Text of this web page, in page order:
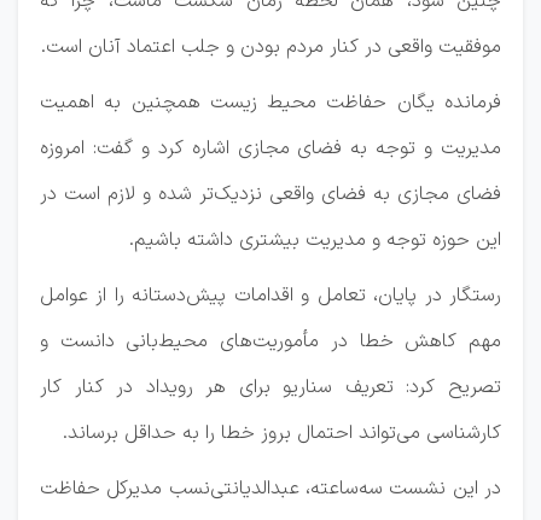
موفقیت واقعی در کنار مردم بودن و جلب اعتماد آنان است.
فرمانده یگان حفاظت محیط زیست همچنین به اهمیت
مدیریت و توجه به فضای مجازی اشاره کرد و گفت: امروزه
فضای مجازی به فضای واقعی نزدیک‌تر شده و لازم است در
این حوزه توجه و مدیریت بیشتری داشته باشیم.
رستگار در پایان، تعامل و اقدامات پیش‌دستانه را از عوامل
مهم کاهش خطا در مأموریت‌های محیط‌بانی دانست و
تصریح کرد: تعریف سناریو برای هر رویداد در کنار کار
کارشناسی می‌تواند احتمال بروز خطا را به حداقل برساند.
در این نشست سه‌ساعته، عبدالدیانتی‌نسب مدیرکل حفاظت